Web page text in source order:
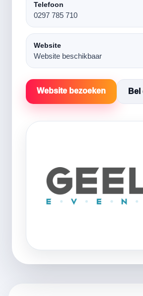
Telefoon
0297 785 710
Website
Website beschikbaar
Website bezoeken